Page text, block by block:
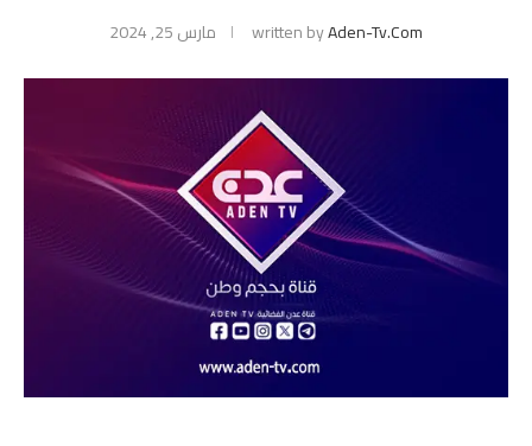
written byAden-Tv.com مارس 25, 2024